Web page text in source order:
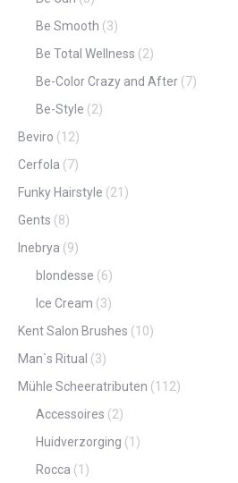
Be Smooth (3)
Be Total Wellness (2)
Be-Color Crazy and After (7)
Be-Style (2)
Beviro (12)
Cerfola (7)
Funky Hairstyle (21)
Gents (8)
Inebrya (9)
blondesse (6)
Ice Cream (3)
Kent Salon Brushes (10)
Man`s Ritual (3)
Mühle Scheeratributen (112)
Accessoires (2)
Huidverzorging (1)
Rocca (1)